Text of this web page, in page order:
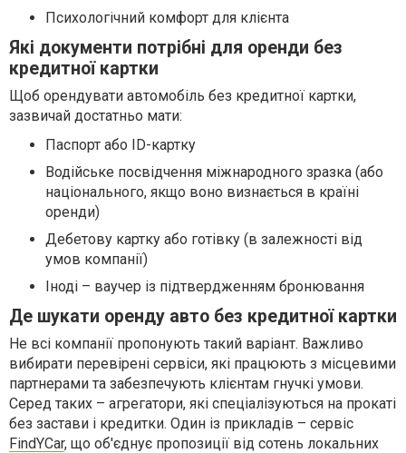
Психологічний комфорт для клієнта
Які документи потрібні для оренди без
кредитної картки
Щоб орендувати автомобіль без кредитної картки,
зазвичай достатньо мати:
Паспорт або ID-картку
Водійське посвідчення міжнародного зразка (або
національного, якщо воно визнається в країні
оренди)
Дебетову картку або готівку (в залежності від
умов компанії)
Іноді – ваучер із підтвердженням бронювання
Де шукати оренду авто без кредитної картки
Не всі компанії пропонують такий варіант. Важливо
вибирати перевірені сервіси, які працюють з місцевими
партнерами та забезпечують клієнтам гнучкі умови.
Серед таких – агрегатори, які спеціалізуються на прокаті
без застави і кредитки. Один із прикладів – сервіс
FindYCar, що об'єднує пропозиції від сотень локальних